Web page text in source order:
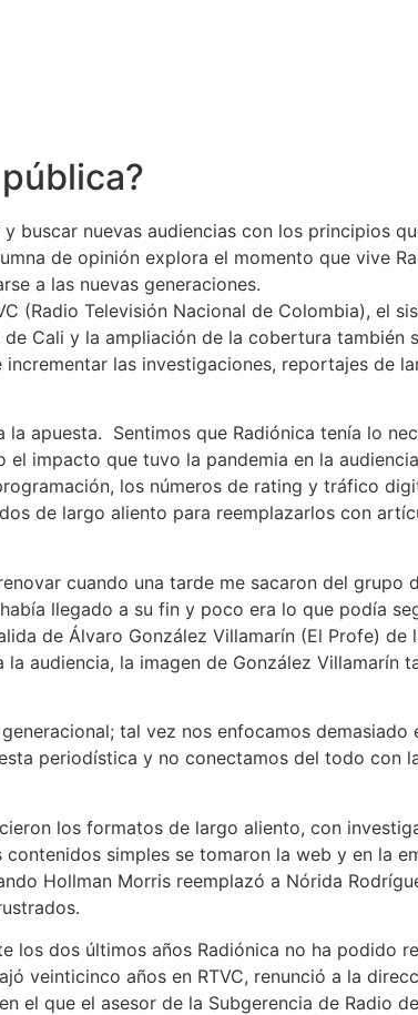
buscar nuevas audiencias con los principios
de opinión explora el momento que vive
a las nuevas generaciones.
(Radio Televisión Nacional de Colombia), el
Cali y la ampliación de la cobertura
las investigaciones, reportajes de
apuesta. Sentimos que Radiónica tenía lo
impacto que tuvo la pandemia en la
los números de rating y tráfico
de largo aliento para reemplazarlos con
cuando una tarde me sacaron del grupo
llegado a su fin y poco era lo que podía
de Álvaro González Villamarín (El Profe) de
audiencia, la imagen de González Villamarín
tal vez nos enfocamos
periodística y no conectamos del todo con
los formatos de largo aliento, con
simples se tomaron la web y en la
Hollman Morris reemplazó a Nórida
los dos últimos años Radiónica no ha podido
veinticinco años en RTVC, renunció a la
el que el asesor de la Subgerencia de Radio